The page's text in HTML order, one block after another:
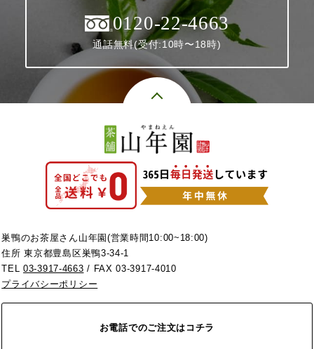
0120-22-4663
通話無料(受付:10時〜18時)
巣鴨のお茶屋さん山年園(営業時間10:00~18:00)
住所 東京都豊島区巣鴨3-34-1
TEL03-3917-4663 / FAX 03-3917-4010
プライバシーポリシー
お電話でのご注文はコチラ